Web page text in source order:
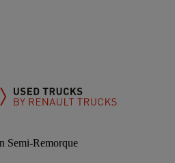
Semi-Remorque